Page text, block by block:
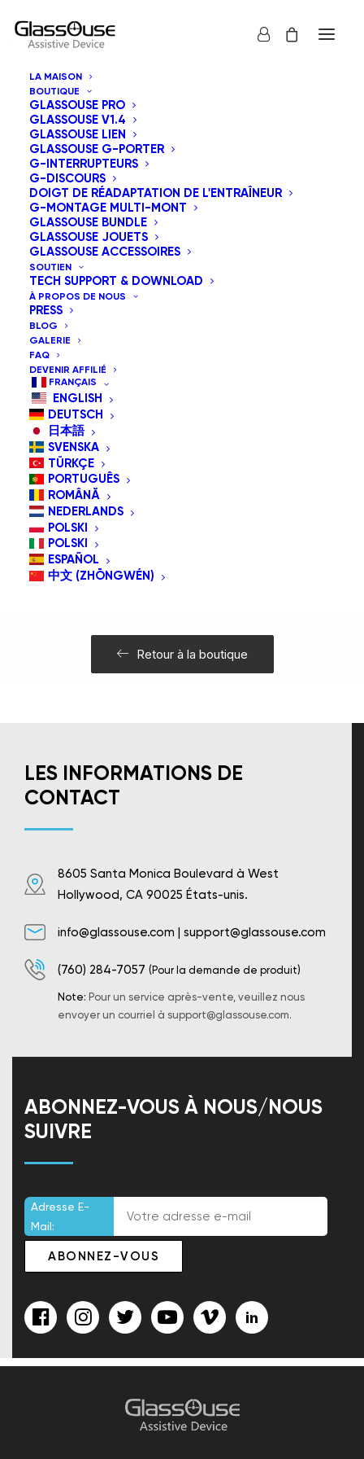
LA MAISON
BOUTIQUE
GLASSOUSE PRO
GLASSOUSE V1.4
GLASSOUSE LIEN
GLASSOUSE G-PORTER
G-INTERRUPTEURS
G-DISCOURS
DOIGT DE RÉADAPTATION DE L'ENTRAÎNEUR
G-MONTAGE MULTI-MONT
GLASSOUSE BUNDLE
GLASSOUSE JOUETS
GLASSOUSE ACCESSOIRES
SOUTIEN
TECH SUPPORT & DOWNLOAD
À PROPOS DE NOUS
PRESS
BLOG
GALERIE
FAQ
DEVENIR AFFILIÉ
FRANÇAIS
ENGLISH
DEUTSCH
日本語
SVENSKA
TÜRKÇE
PORTUGUÊS
ROMÂNĂ
NEDERLANDS
POLSKI
POLSKI
ESPAÑOL
中文 (ZHŌNGWÉN)
Votre panier est vide
Vous n'êtes pas sûr que ce soit le bon choix pour
vous ? Parlez-nous dès maintenant. Nous serons
heureux de vous aider.
Ce
produit
a
plusieurs
variations.
New Bite Switch
Retour à la boutique
LES INFORMATIONS DE
CONTACT
8605 Santa Monica Boulevard à West
Hollywood, CA 90025 États-unis.
info@glassouse.com | support@glassouse.com
(760) 284-7057 (Pour la demande de produit)
Note: Pour un service après-vente, veuillez nous
envoyer un courriel à support@glassouse.com.
ABONNEZ-VOUS À NOUS/NOUS
SUIVRE
Adresse E-
Mail: